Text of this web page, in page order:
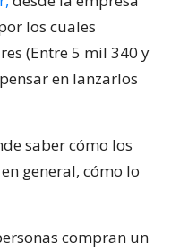
los cuales
(Entre 5 mil 340 y
en lanzarlos
saber cómo los
general, cómo lo
compran un